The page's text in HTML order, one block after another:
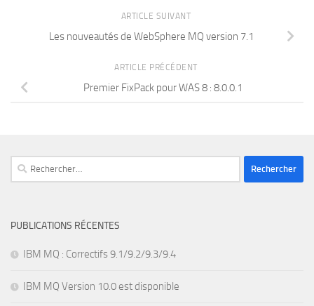
ARTICLE SUIVANT
Les nouveautés de WebSphere MQ version 7.1
ARTICLE PRÉCÉDENT
Premier FixPack pour WAS 8 : 8.0.0.1
Rechercher :
PUBLICATIONS RÉCENTES
IBM MQ : Correctifs 9.1/9.2/9.3/9.4
IBM MQ Version 10.0 est disponible